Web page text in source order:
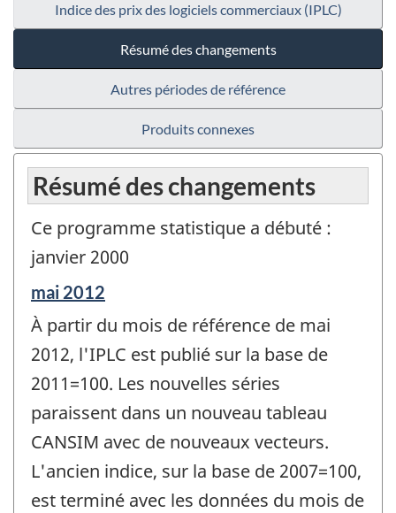
Indice des prix des logiciels commerciaux (IPLC)
Résumé des changements
Autres périodes de référence
Produits connexes
Résumé des changements
Ce programme statistique a débuté :
janvier 2000
Période
de
référence
de
changement
-
mai 2012
À partir du mois de référence de mai
2012, l'IPLC est publié sur la base de
2011=100. Les nouvelles séries
paraissent dans un nouveau tableau
CANSIM avec de nouveaux vecteurs.
L'ancien indice, sur la base de 2007=100,
est terminé avec les données du mois de